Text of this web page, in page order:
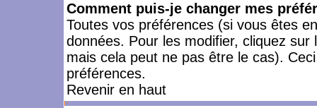
Comment puis-je changer mes
Toutes vos préférences (si vous êtes
données. Pour les modifier, cliquez sur
mais cela peut ne pas être le cas).
préférences.
Revenir en haut